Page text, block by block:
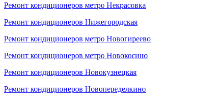
Ремонт кондиционеров метро Некрасовка
Ремонт кондиционеров Нижегородская
Ремонт кондиционеров метро Новогиреево
Ремонт кондиционеров метро Новокосино
Ремонт кондиционеров Новокузнецкая
Ремонт кондиционеров Новопеределкино